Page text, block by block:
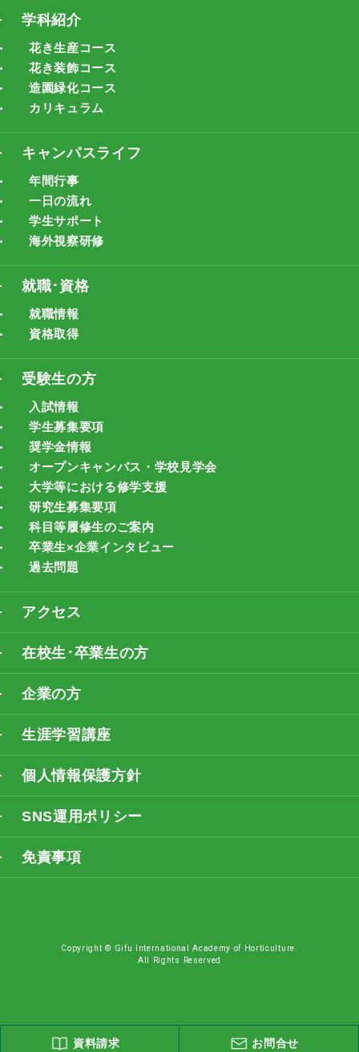
学科紹介
花き生産コース
花き装飾コース
造園緑化コース
カリキュラム
キャンパスライフ
年間行事
一日の流れ
学生サポート
海外視察研修
就職･資格
就職情報
資格取得
受験生の方
入試情報
学生募集要項
奨学金情報
オープンキャンパス・学校見学会
大学等における修学支援
研究生募集要項
科目等履修生のご案内
卒業生×企業インタビュー
過去問題
アクセス
在校生･卒業生の方
企業の方
生涯学習講座
個人情報保護方針
SNS運用ポリシー
免責事項
Copyright © Gifu International Academy of Horticulture.
All Rights Reserved
資料請求 お問合せ